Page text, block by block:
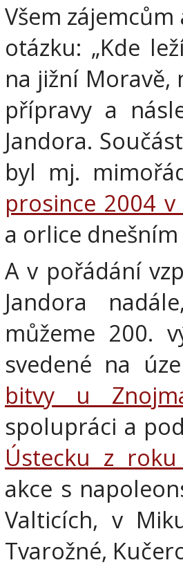
Všem
otázku: „Kde
na jižní Moravě,
přípravy a
Jandora.
byl mj.
prosince 2004
a orlice
A v pořádání
Jandora
můžeme 200.
svedené na
bitvy u
spolupráci a
Ústecku z
akce s
Valticích, v
Tvarožné,